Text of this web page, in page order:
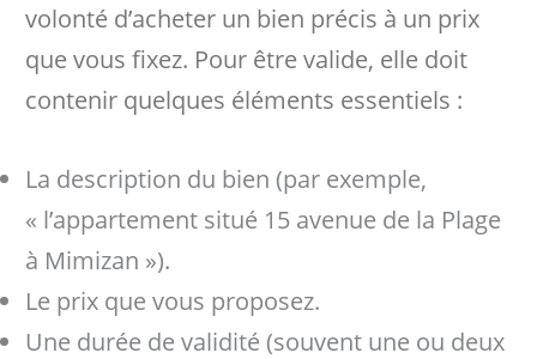
volonté d’acheter un bien précis à un prix
que vous fixez. Pour être valide, elle doit
contenir quelques éléments essentiels :
La description du bien (par exemple,
« l’appartement situé 15 avenue de la Plage
à Mimizan »).
Le prix que vous proposez.
Une durée de validité (souvent une ou deux